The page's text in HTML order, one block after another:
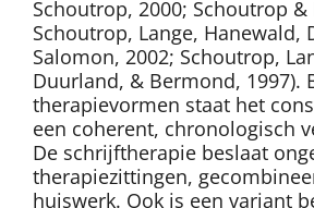
Schoutrop, 2000; Schoutrop &
Schoutrop, Lange, Hanewald,
Salomon, 2002; Schoutrop,
Duurland, & Bermond, 1997).
therapievormen staat het
een coherent, chronologisch
De schrijftherapie beslaat
therapiezittingen,
huiswerk. Ook is een variant